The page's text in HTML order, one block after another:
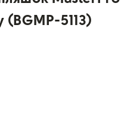
5113)